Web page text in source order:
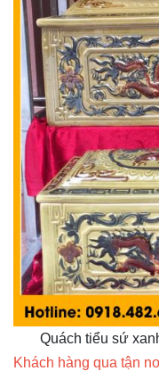
Quách tiểu sứ
Khách hàng qua tận